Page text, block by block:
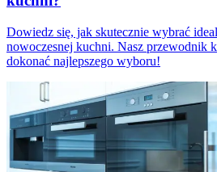
Dowiedz się, jak skutecznie wybrać
nowoczesnej kuchni. Nasz przewodnik
dokonać najlepszego wyboru!